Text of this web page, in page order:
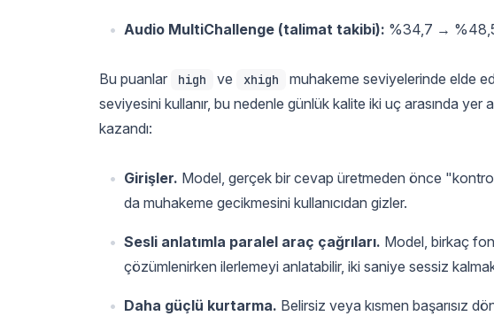
Audio MultiChallenge (talimat takibi): %34,7 →
Bu puanlar high ve xhigh muhakeme seviyelerinde elde
seviyesini kullanır, bu nedenle günlük kalite iki uç arasında yer
kazandı:
Girişler. Model, gerçek bir cevap üretmeden önce
da muhakeme gecikmesini kullanıcıdan gizler.
Sesli anlatımla paralel araç çağrıları. Model, birkaç
çözümlenirken ilerlemeyi anlatabilir, iki saniye sessiz
Daha güçlü kurtarma. Belirsiz veya kısmen başarısız